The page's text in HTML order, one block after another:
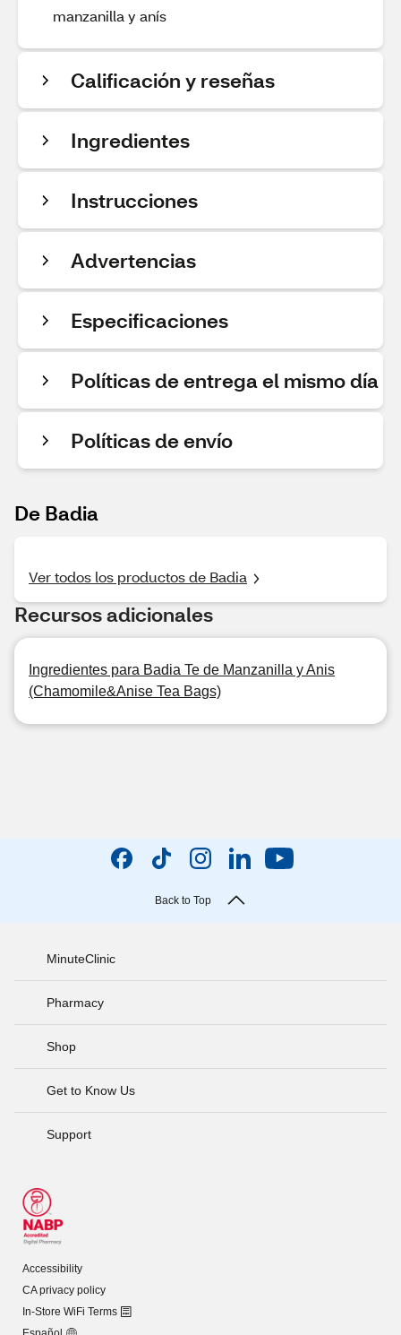
manzanilla y anís
Calificación y reseñas
Ingredientes
Instrucciones
Advertencias
Especificaciones
Políticas de entrega el mismo día
Políticas de envío
De Badia
Ver todos los productos de Badia
Recursos adicionales
Ingredientes para Badia Te de Manzanilla y Anis
(Chamomile&Anise Tea Bags)
Back to Top
MinuteClinic
Pharmacy
Shop
Get to Know Us
Support
Accessibility
CA privacy policy
In-Store WiFi Terms